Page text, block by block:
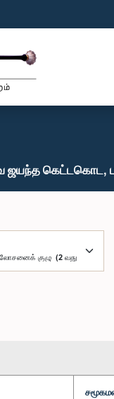
ஜயந்த கெட்டகொட,